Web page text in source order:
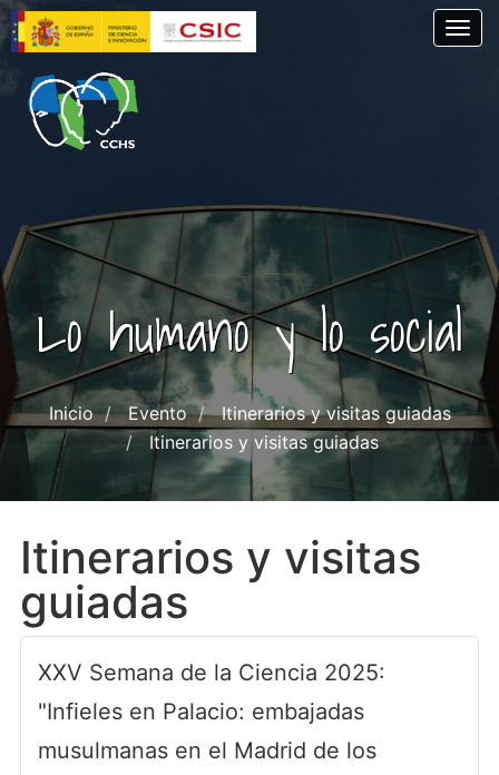
Pasar
al
contenido
principal
Lo humano y lo social
Inicio Evento
Itinerarios y visitas guiadas
Itinerarios y visitas guiadas
Itinerarios y visitas
guiadas
XXV Semana de la Ciencia 2025:
"Infieles en Palacio: embajadas
musulmanas en el Madrid de los